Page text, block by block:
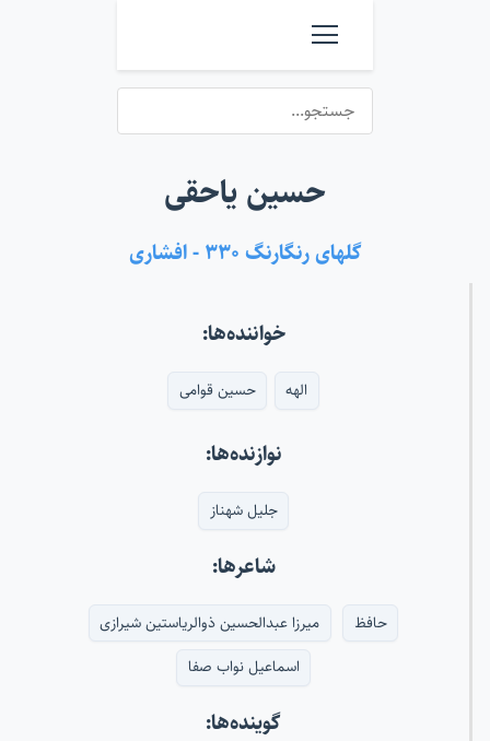
حسین یاحقی
گلهای رنگارنگ ۳۳۰ - افشاری
خواننده‌ها:
الهه حسین قوامی
نوازنده‌ها:
جلیل شهناز
شاعرها:
حافظ
میرزا عبدالحسین ذوالریاستین شیرازی
اسماعیل نواب صفا
گوینده‌ها: